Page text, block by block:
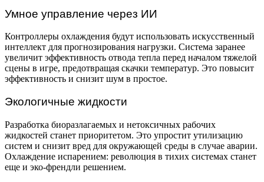
Умное управление через ИИ
Контроллеры охлаждения будут использовать искусственный
интеллект для прогнозирования нагрузки. Система заранее
увеличит эффективность отвода тепла перед началом тяжелой
сцены в игре, предотвращая скачки температур. Это повысит
эффективность и снизит шум в простое.
Экологичные жидкости
Разработка биоразлагаемых и нетоксичных рабочих
жидкостей станет приоритетом. Это упростит утилизацию
систем и снизит вред для окружающей среды в случае аварии.
Охлаждение испарением: революция в тихих системах станет
еще и эко-френдли решением.